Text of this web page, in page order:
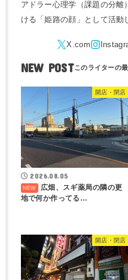
アドラー心理学（課題の分
ける「姫路の顔」として活動
NEW POST
開店・閉店
2026.08.05
広畑、スギ薬局の隣の更
地で何か作ってる…
開店・閉店